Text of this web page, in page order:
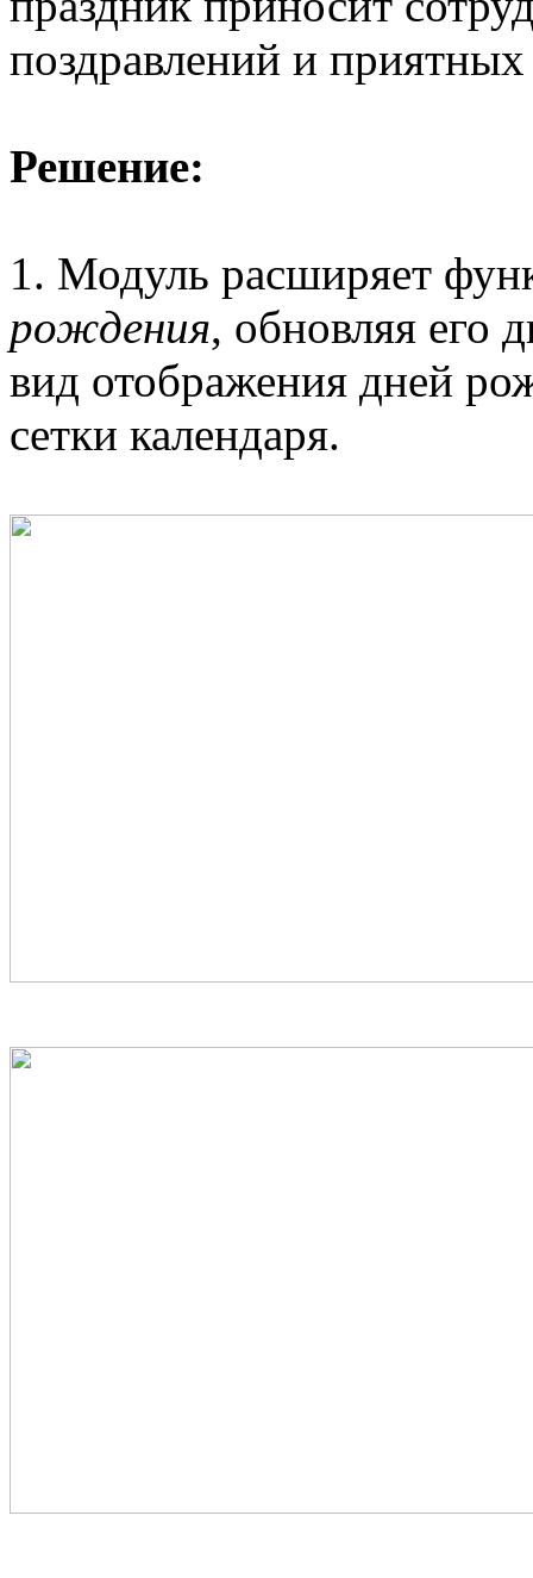
поздравлений и
Решение:
1. Модуль расширяет
рождения, обновляя его
вид отображения дней
сетки календаря.